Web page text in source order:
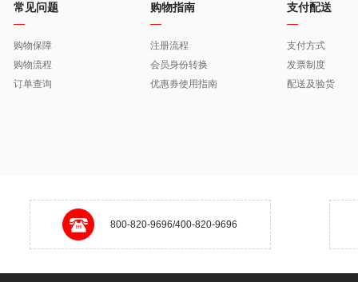
常见问题
购物保障
购物流程
订单查询
购物指南
注册流程
会员身份转换
优惠券使用指南
支付配送
支付方式
发票制度
配送及验货
800-820-9696/400-820-9696